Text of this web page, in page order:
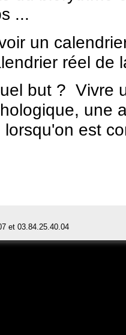
...
un
réel de
but ? Vivre
une
lorsqu'on est
et 03.84.25.40.04